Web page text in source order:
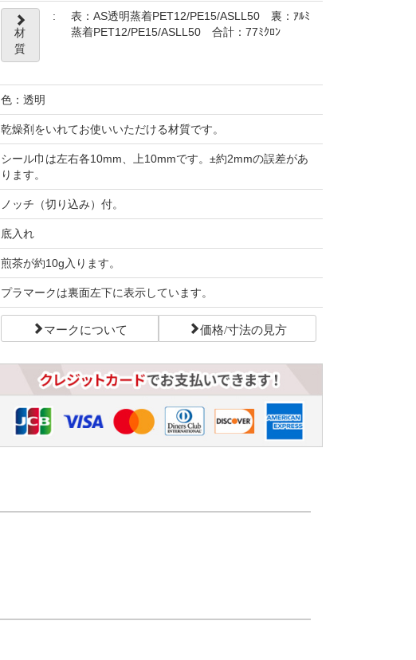
材
質
:
表：AS透明蒸着PET12/PE15/ASLL50 裏：ｱﾙﾐ
蒸着PET12/PE15/ASLL50 合計：77ﾐｸﾛﾝ
色：透明
乾燥剤をいれてお使いいただける材質です。
シール巾は左右各10mm、上10mmです。±約2mmの誤差があ
ります。
ノッチ（切り込み）付。
底入れ
煎茶が約10g入ります。
プラマークは裏面左下に表示しています。
マークについて 価格/寸法の見方